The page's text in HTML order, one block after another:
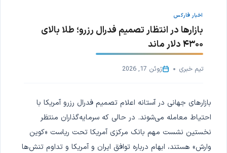
اخبار فارکس
بازارها در انتظار تصمیم فدرال رزرو؛ طلا بالای
۴۳۰۰ دلار ماند
تیم خبری ژوئن 17, 2026
بازارهای جهانی در آستانه اعلام تصمیم فدرال رزرو آمریکا با
احتیاط معامله می‌شوند. در حالی که سرمایه‌گذاران منتظر
نخستین نشست مهم بانک مرکزی آمریکا تحت ریاست «کوین
وارش» هستند، ابهام درباره توافق ایران و آمریکا و تداوم تنش‌ها